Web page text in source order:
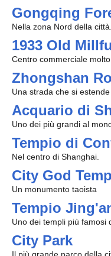
Gongqing
Nella zona Nord della città.
1933 Old
Centro commerciale
Zhongshan
Una strada che si
Acquario di
Uno dei più grandi al
Tempio di
Nel centro di Shanghai.
City God
Un monumento taoista
Tempio
Uno dei templi più famosi
City Park